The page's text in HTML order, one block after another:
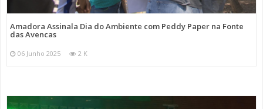
Amadora Assinala Dia do Ambiente com Peddy Paper na Fonte
das Avencas
06 Junho 2025 2 K